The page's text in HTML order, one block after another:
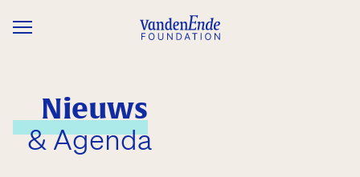
Overslaan en naar de inhoud gaan
Nieuws
& Agenda